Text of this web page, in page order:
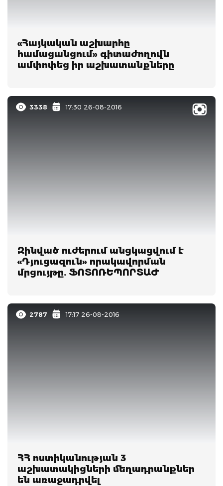
«Հայկական աշխարհը
համացանցում» գիտաժողովն
ամփոփեց իր աշխատանքները
3338 17:30 26-08-2016
Զինված ուժերում անցկացվում է
«Դյուցազուն» որակավորման
մրցույթը. ՖՈՏՈՌԵՊՈՐՏԱԺ
2787 17:17 26-08-2016
ՀՀ ոստիկանության 3
աշխատակիցների մեղադրանքներ
են առաջադրվել